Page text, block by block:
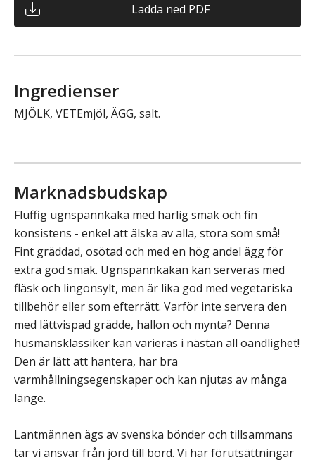
Ladda ned PDF
Ingredienser
MJÖLK, VETEmjöl, ÄGG, salt.
Marknadsbudskap
Fluffig ugnspannkaka med härlig smak och fin
konsistens - enkel att älska av alla, stora som små!
Fint gräddad, osötad och med en hög andel ägg för
extra god smak. Ugnspannkakan kan serveras med
fläsk och lingonsylt, men är lika god med vegetariska
tillbehör eller som efterrätt. Varför inte servera den
med lättvispad grädde, hallon och mynta? Denna
husmansklassiker kan varieras i nästan all oändlighet!
Den är lätt att hantera, har bra
varmhållningsegenskaper och kan njutas av många
länge.
Lantmännen ägs av svenska bönder och tillsammans
tar vi ansvar från jord till bord. Vi har förutsättningar